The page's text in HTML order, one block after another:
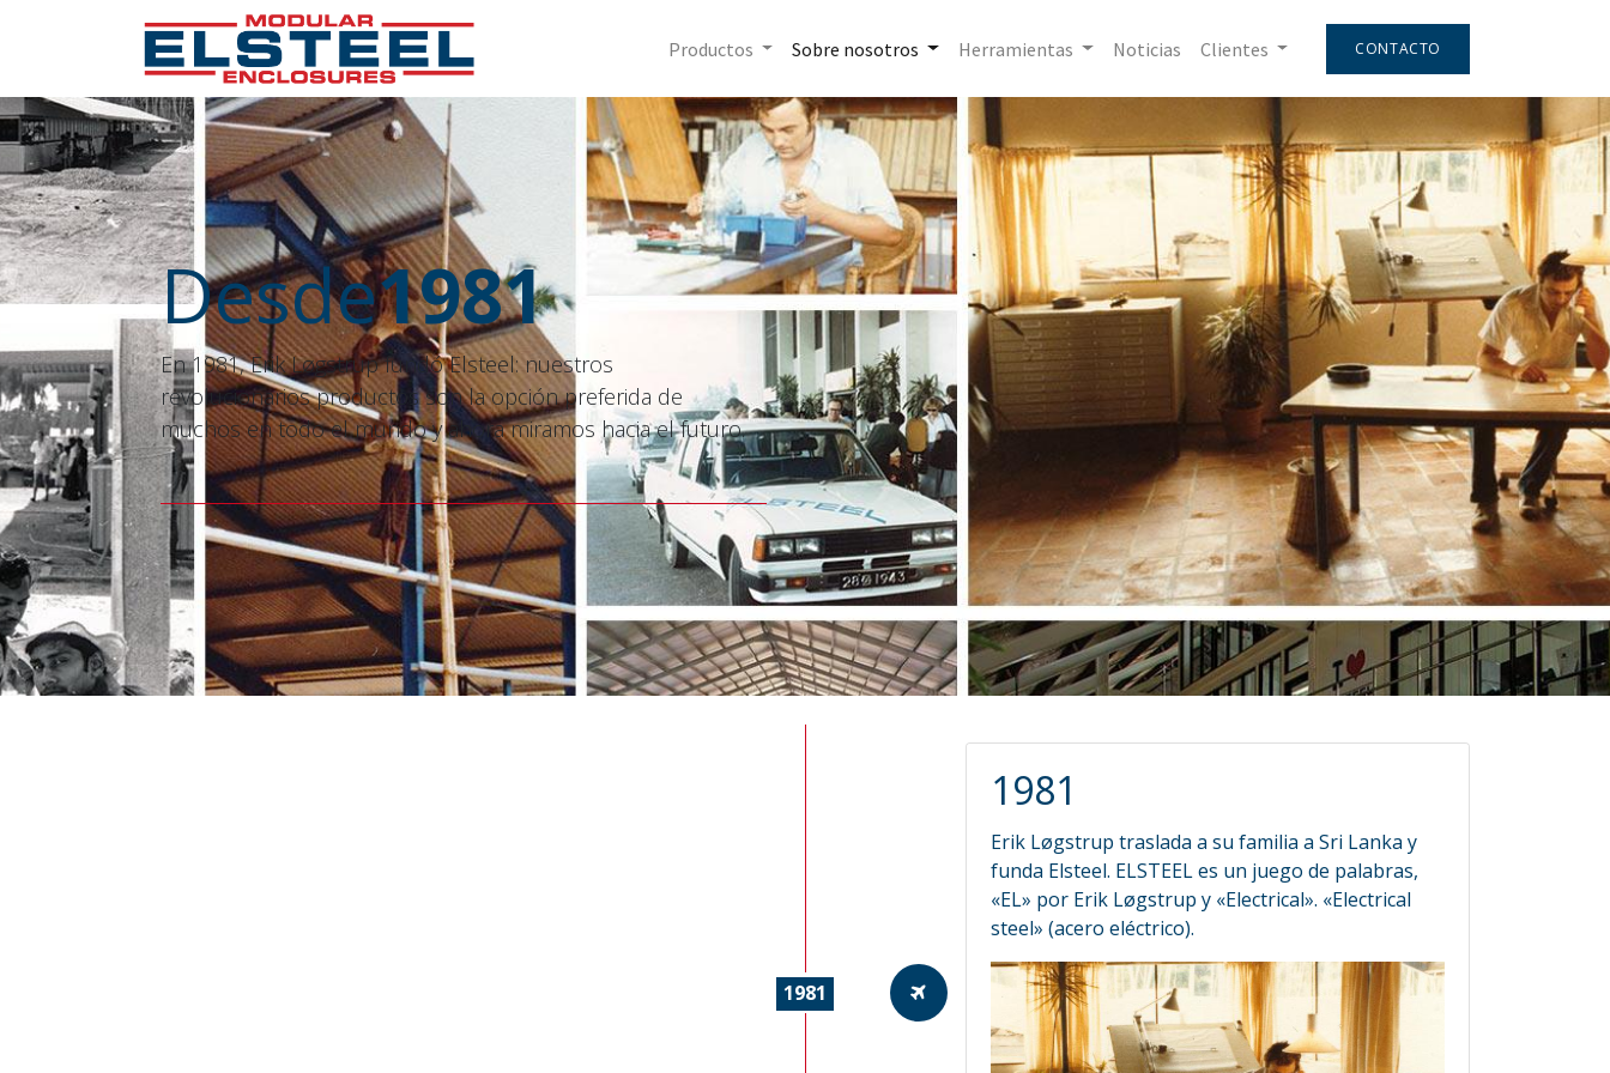
Productos Sobre nosotros Herramientas Noticias Clientes CONTACTO
Desde1981
En 1981, Erik Løgstrup fundó Elsteel: nuestros
revolucionarios productos son la opción preferida de
muchos en todo el mundo y ahora miramos hacia el futuro.
1981
1981
Erik Løgstrup traslada a su familia a Sri Lanka y
funda Elsteel. ELSTEEL es un juego de palabras,
«EL» por Erik Løgstrup y «Electrical». «Electrical
steel» (acero eléctrico).